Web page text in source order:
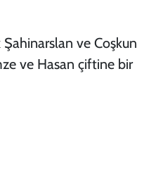
ve Coşkun
ve Hasan çiftine bir